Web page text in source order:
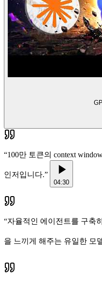
“100만 토큰의 context
인저입니다.”
04:30
“자율적인 에이전트를 구축
을 느끼게 해주는 유일한 모